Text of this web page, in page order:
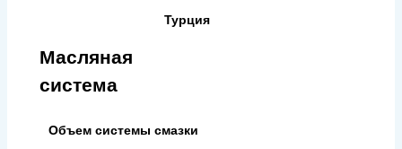
Турция
Масляная
система
Объем системы смазки